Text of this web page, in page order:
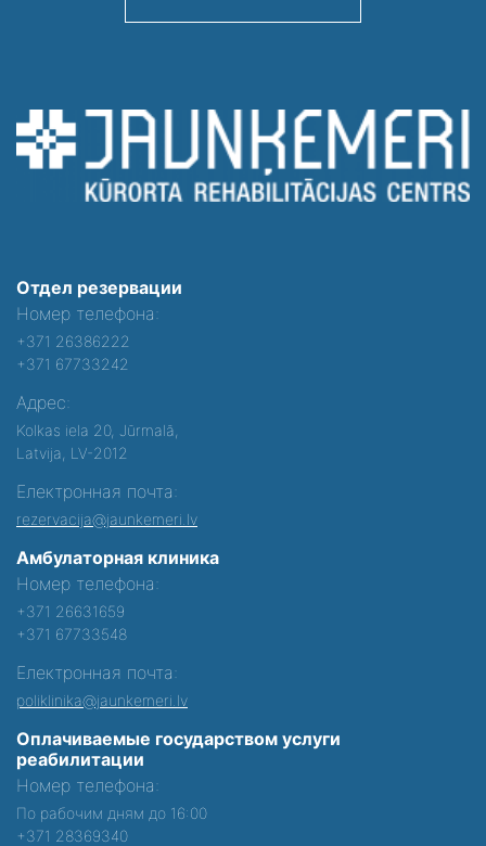
Отдел резервации
Номер телефона:
+371 26386222
+371 67733242
Адрес:
Kolkas iela 20, Jūrmalā,
Latvija, LV-2012
Електронная почта:
rezervacija@jaunkemeri.lv
Амбулаторная клиника
Номер телефона:
+371 26631659
+371 67733548
Електронная почта:
poliklinika@jaunkemeri.lv
Оплачиваемые государством услуги
реабилитации
Номер телефона:
По рабочим дням до 16:00
+371 28369340